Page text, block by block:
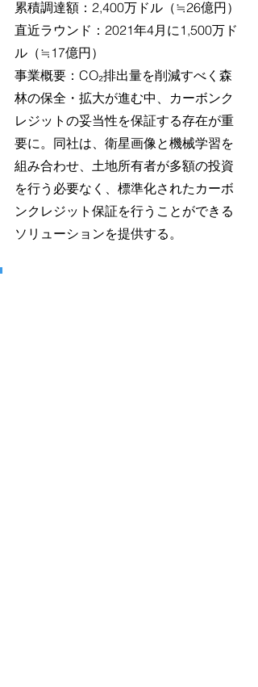
累積調達額：2,400万ドル（≒26億円）
直近ラウンド：2021年4月に1,500万ド
ル（≒17億円）
事業概要：CO₂排出量を削減すべく森
林の保全・拡大が進む中、カーボンク
レジットの妥当性を保証する存在が重
要に。同社は、衛星画像と機械学習を
組み合わせ、土地所有者が多額の投資
を行う必要なく、標準化されたカーボ
ンクレジット保証を行うことができる
ソリューションを提供する。